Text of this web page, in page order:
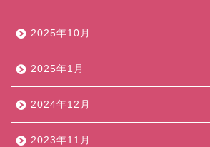
2025年10月
2025年1月
2024年12月
2023年11月